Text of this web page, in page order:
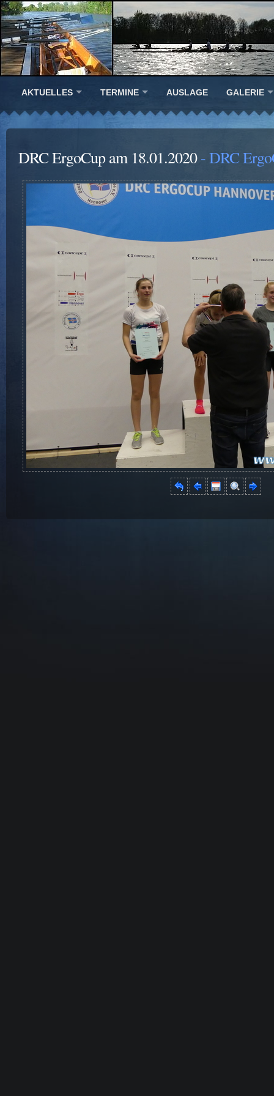
AKTUELLES TERMINE AUSLAGE GALERIE
DRC ErgoCup am 18.01.2020- DRC